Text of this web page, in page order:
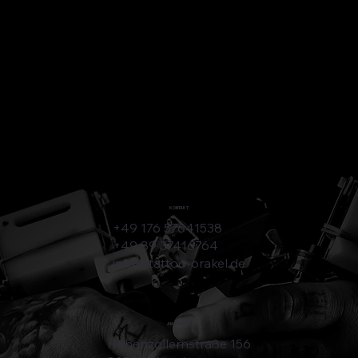
KONTAKT
+49 176 57641538
+49 89 37416764
info@tattoo-orakel.de
ANSCHRIFT
Hohenzollernstraße 156